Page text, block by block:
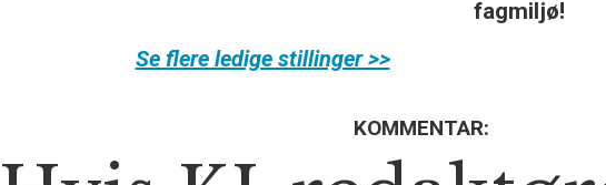
Se flere ledige stillinger >>
KOMMENTAR: